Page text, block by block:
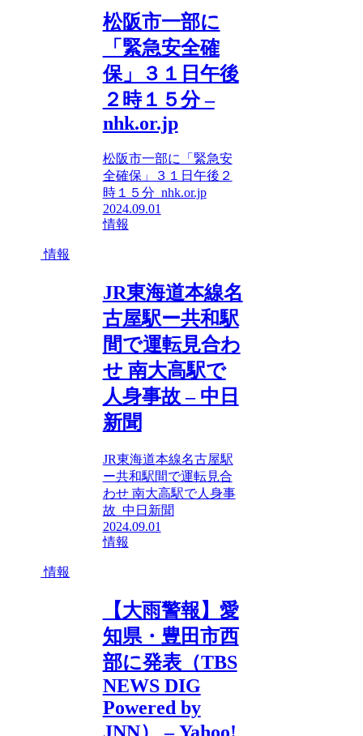
松阪市一部に
「緊急安全確
保」３１日午後
２時１５分 –
nhk.or.jp
松阪市一部に「緊急安
全確保」３１日午後２
時１５分 nhk.or.jp
2024.09.01
情報
情報
JR東海道本線名
古屋駅ー共和駅
間で運転見合わ
せ 南大高駅で
人身事故 – 中日
新聞
JR東海道本線名古屋駅
ー共和駅間で運転見合
わせ 南大高駅で人身事
故 中日新聞
2024.09.01
情報
情報
【大雨警報】愛
知県・豊田市西
部に発表（TBS
NEWS DIG
Powered by
JNN） – Yahoo!